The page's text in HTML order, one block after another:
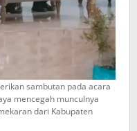
sambutan pada acara
mencegah munculnya
dari Kabupaten